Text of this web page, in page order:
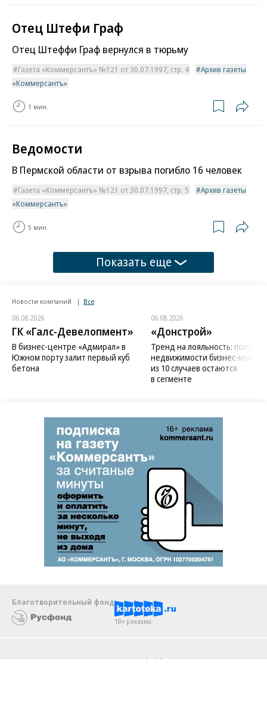
Отец Штефи Граф
Отец Штеффи Граф вернулся в тюрьму
Газета «Коммерсантъ» №121 от 30.07.1997, стр. 4
Архив газеты
«Коммерсантъ»
1 мин.
Ведомости
В Пермской области от взрыва погибло 16 человек
Газета «Коммерсантъ» №121 от 30.07.1997, стр. 5
Архив газеты
«Коммерсантъ»
5 мин.
Показать еще
Новости компаний Все
06.08.2026
ГК «Галс-Девелопмент»
В бизнес-центре «Адмирал» в
Южном порту залит первый куб
бетона
06.08.2026
«Донстрой»
Тренд на лояльность:
недвижимости бизнес-класса
из 10 случаев остаются
в сегменте
Благотворительный фонд
18+ реклама
Android